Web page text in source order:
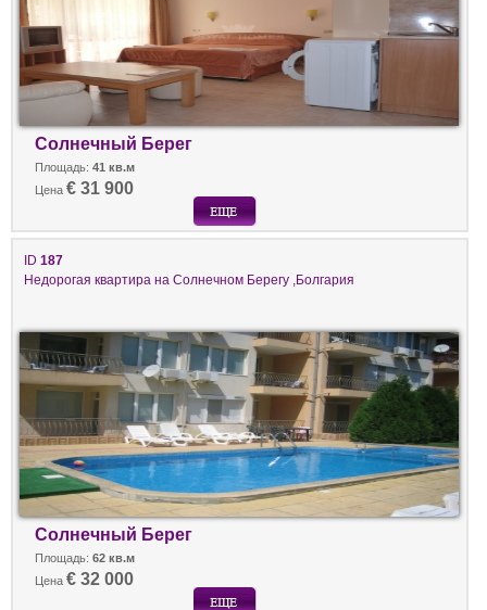
Солнечный Берег
Площадь: 41 кв.м
Цена € 31 900
ID 187
Недорогая квартира на Солнечном Берегу ,Болгария
Солнечный Берег
Площадь: 62 кв.м
Цена € 32 000